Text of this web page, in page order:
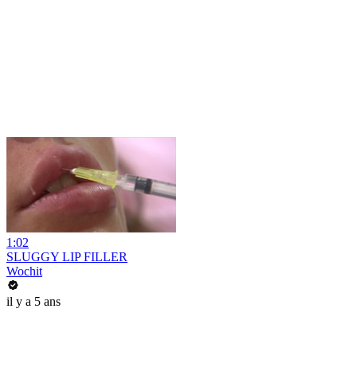
1:02
SLUGGY LIP FILLER
Wochit
il y a 5 ans